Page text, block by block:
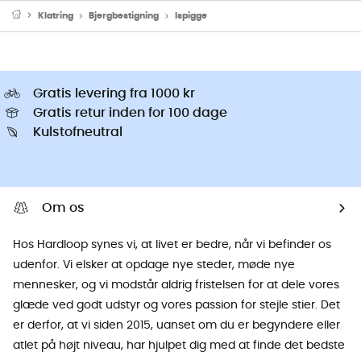
Klatring Bjergbestigning Ispigge
Gratis levering fra 1000 kr
Gratis retur inden for 100 dage
Kulstofneutral
Om os
Hos Hardloop synes vi, at livet er bedre, når vi befinder os
udenfor. Vi elsker at opdage nye steder, møde nye
mennesker, og vi modstår aldrig fristelsen for at dele vores
glæde ved godt udstyr og vores passion for stejle stier. Det
er derfor, at vi siden 2015, uanset om du er begyndere eller
atlet på højt niveau, har hjulpet dig med at finde det bedste